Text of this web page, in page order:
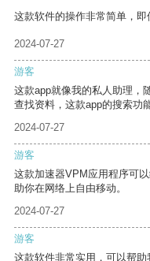
这款软件的操作非常简单，即
2024-07-27
游客
这款app就像我的私人助理，
查找资料，这款app的搜索功
2024-07-27
游客
这款加速器VPM应用程序可
助你在网络上自由移动。
2024-07-27
游客
这款软件非常实用，可以帮